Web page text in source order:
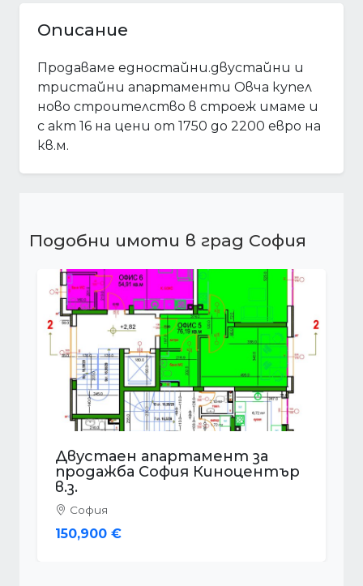
Описание
Продаваме едностайни.двустайни и
тристайни апартаменти Овча купел
ново строителство в строеж имаме и
с акт 16 на цени от 1750 до 2200 евро на
кв.м.
Подобни имоти в град София
Двустаен апартамент за
продажба София
София
139,000 €